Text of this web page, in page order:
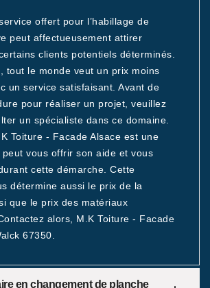
offert pour l’habillage de
peut affectueusement attirer
clients potentiels déterminés.
tout le monde veut un prix moins
un service satisfaisant. Avant de
pour réaliser un projet, veuillez
un spécialiste dans ce domaine.
Toiture - Facade Alsace est une
vous offrir son aide et vous
cette démarche. Cette
détermine aussi le prix de la
que le prix des matériaux
alors, M.K Toiture - Facade
67350.
en changement de planche